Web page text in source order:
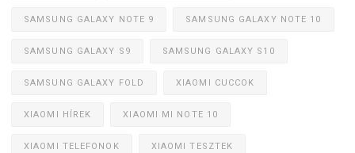
SAMSUNG GALAXY NOTE 9 SAMSUNG GALAXY NOTE 10
SAMSUNG GALAXY S9 SAMSUNG GALAXY S10
SAMSUNG GALAXY FOLD XIAOMI CUCCOK
XIAOMI HÍREK XIAOMI MI NOTE 10
XIAOMI TELEFONOK XIAOMI TESZTEK